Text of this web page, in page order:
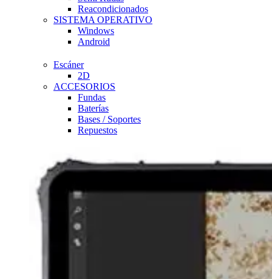
Reacondicionados
SISTEMA OPERATIVO
Windows
Android
Escáner
2D
ACCESORIOS
Fundas
Baterías
Bases / Soportes
Repuestos